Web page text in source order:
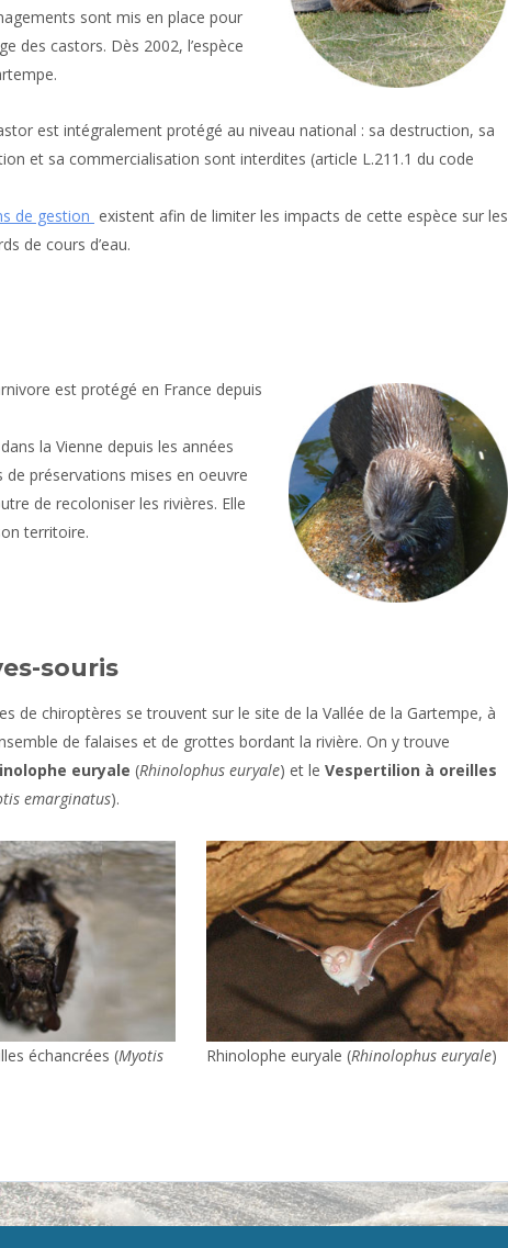
sont mis en place pour
des castors. Dès 2002, l’espèce
est intégralement protégé au niveau national : sa destruction, sa
et sa commercialisation sont interdites (article L.211.1 du code
de gestion existent afin de limiter les impacts de cette espèce sur les
de cours d’eau.
est protégé en France depuis
la Vienne depuis les années
de préservations mises en oeuvre
de recoloniser les rivières. Elle
territoire.
souris
de chiroptères se trouvent sur le site de la Vallée de la Gartempe, à
de falaises et de grottes bordant la rivière. On y trouve
euryale (Rhinolophus euryale) et le Vespertilion à oreilles
emarginatus).
échancrées (Myotis
Rhinolophe euryale (Rhinolophus euryale)